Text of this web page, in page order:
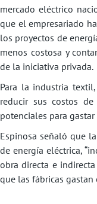
mercado eléctrico
que el empresariado
los proyectos de
menos costosa y
de la iniciativa privada.
Para la industria
reducir sus costos
potenciales para gastar
Espinosa señaló que
de energía eléctrica,
obra directa e
que las fábricas gastan